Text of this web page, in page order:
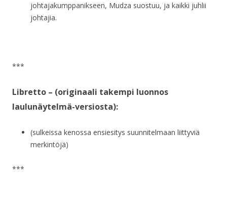
johtajakumppanikseen, Mudza suostuu, ja kaikki juhlii
johtajia.
***
Libretto – (originaali takempi luonnos
laulunäytelmä-versiosta):
(sulkeissa kenossa ensiesitys suunnitelmaan liittyviä
merkintöjä)
***